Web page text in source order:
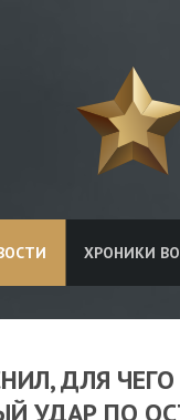
ХРОНИКИ
ДЛЯ
УДАР ПО